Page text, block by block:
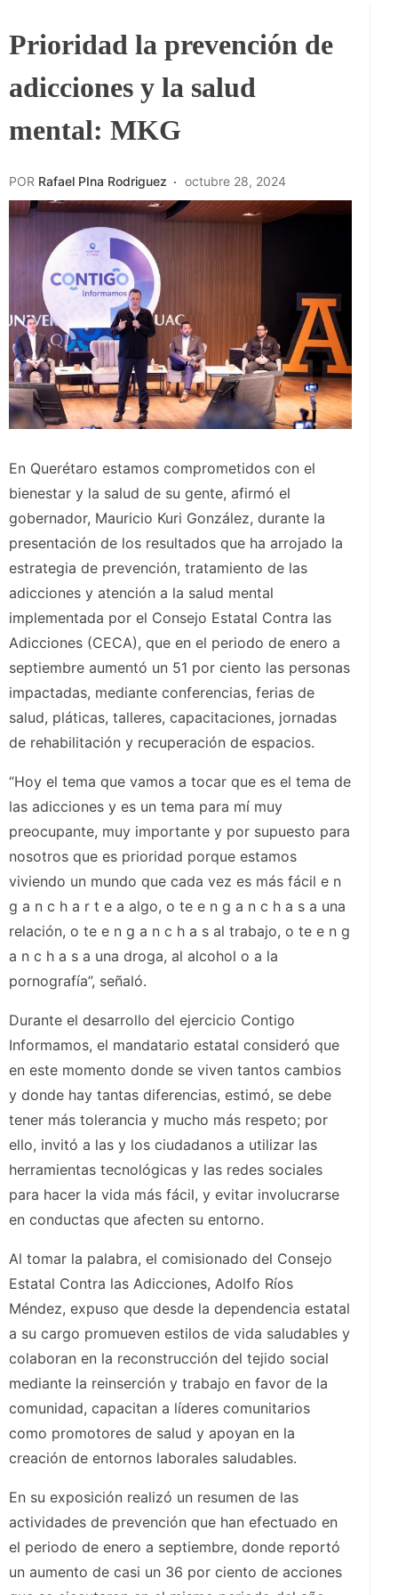
Prioridad la prevención de
adicciones y la salud
mental: MKG
POR Rafael PIna Rodriguez octubre 28, 2024
En Querétaro estamos comprometidos con el
bienestar y la salud de su gente, afirmó el
gobernador, Mauricio Kuri González, durante la
presentación de los resultados que ha arrojado la
estrategia de prevención, tratamiento de las
adicciones y atención a la salud mental
implementada por el Consejo Estatal Contra las
Adicciones (CECA), que en el periodo de enero a
septiembre aumentó un 51 por ciento las personas
impactadas, mediante conferencias, ferias de
salud, pláticas, talleres, capacitaciones, jornadas
de rehabilitación y recuperación de espacios.
“Hoy el tema que vamos a tocar que es el tema de
las adicciones y es un tema para mí muy
preocupante, muy importante y por supuesto para
nosotros que es prioridad porque estamos
viviendo un mundo que cada vez es más fácil e n
g a n c h a r t e a algo, o te e n g a n c h a s a una
relación, o te e n g a n c h a s al trabajo, o te e n g
a n c h a s a una droga, al alcohol o a la
pornografía”, señaló.
Durante el desarrollo del ejercicio Contigo
Informamos, el mandatario estatal consideró que
en este momento donde se viven tantos cambios
y donde hay tantas diferencias, estimó, se debe
tener más tolerancia y mucho más respeto; por
ello, invitó a las y los ciudadanos a utilizar las
herramientas tecnológicas y las redes sociales
para hacer la vida más fácil, y evitar involucrarse
en conductas que afecten su entorno.
Al tomar la palabra, el comisionado del Consejo
Estatal Contra las Adicciones, Adolfo Ríos
Méndez, expuso que desde la dependencia estatal
a su cargo promueven estilos de vida saludables y
colaboran en la reconstrucción del tejido social
mediante la reinserción y trabajo en favor de la
comunidad, capacitan a líderes comunitarios
como promotores de salud y apoyan en la
creación de entornos laborales saludables.
En su exposición realizó un resumen de las
actividades de prevención que han efectuado en
el periodo de enero a septiembre, donde reportó
un aumento de casi un 36 por ciento de acciones